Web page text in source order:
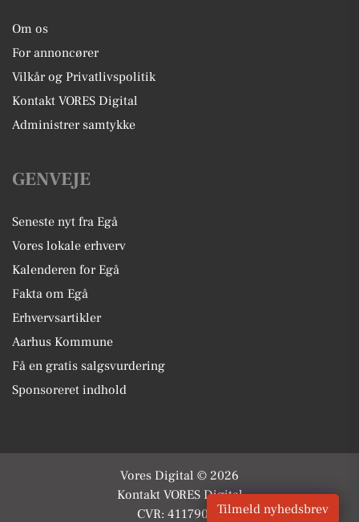
Om os
For annoncører
Vilkår og Privatlivspolitik
Kontakt VORES Digital
Administrer samtykke
GENVEJE
Seneste nyt fra Egå
Vores lokale erhverv
Kalenderen for Egå
Fakta om Egå
Erhvervsartikler
Aarhus Kommune
Få en gratis salgsvurdering
Sponsoreret indhold
Vores Digital © 2026
Kontakt VORES Digital
CVR: 41179082Tilmeld nyhedsbrev